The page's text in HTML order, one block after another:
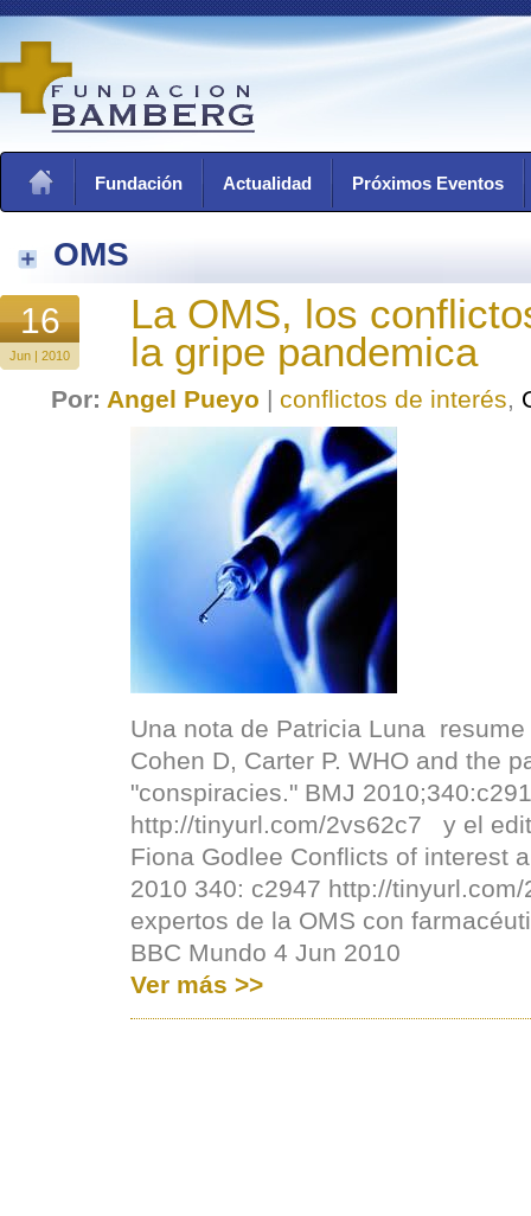
Fundación Actualidad Próximos Eventos
OMS
16
Jun | 2010
La OMS, los
la gripe pandemica
Por: Angel Pueyo | conflictos de interés,
Una nota de Patricia Luna
Cohen D, Carter P. WHO and the
"conspiracies." BMJ
http://tinyurl.com/2vs62c7 y el
Fiona Godlee Conflicts of interest
2010 340: c2947 http://
expertos de la OMS con
BBC Mundo 4 Jun 2010
Ver más >>